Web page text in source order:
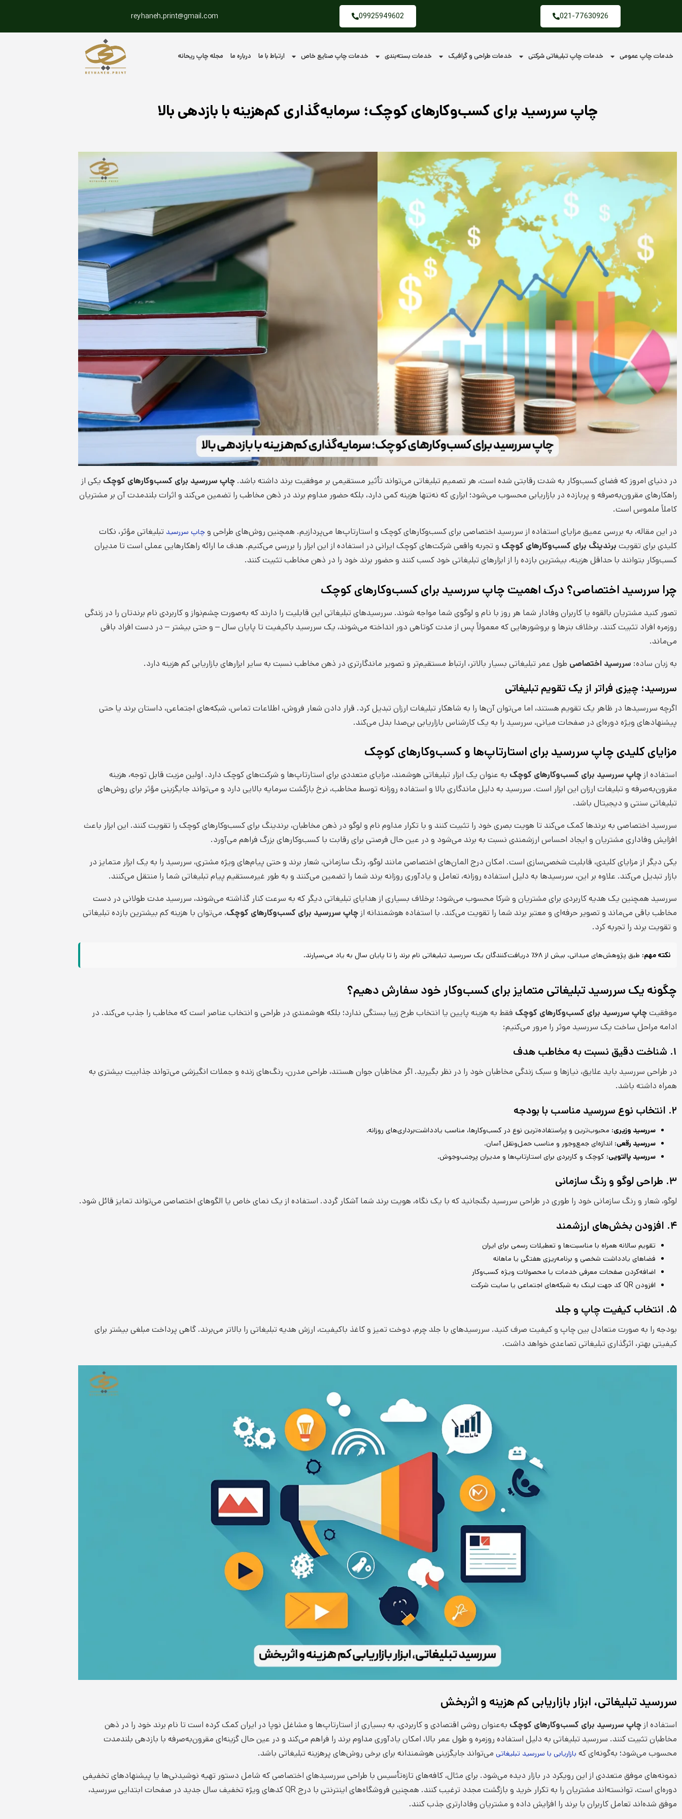
محتوا
021-77630926
09925949602
reyhaneh.print@gmail.com
خدمات چاپ عمومی خدمات چاپ تبلیغاتی شرکتی خدمات طراحی و گرافیک خدمات بسته‌بندی خدمات چاپ صنایع خاص ارتباط با ما درباره ما مجله چاپ ریحانه
چاپ سررسید برای کسب‌وکارهای کوچک؛ سرمایه‌گذاری کم‌هزینه با بازدهی بالا
در دنیای امروز که فضای کسب‌وکار به شدت رقابتی شده است، هر تصمیم تبلیغاتی می‌تواند تأثیر مستقیمی بر موفقیت برند داشته باشد. چاپ سررسید برای کسب‌وکارهای کوچک یکی از
راهکارهای مقرون‌به‌صرفه و پربازده در بازاریابی محسوب می‌شود؛ ابزاری که نه‌تنها هزینه کمی دارد، بلکه حضور مداوم برند در ذهن مخاطب را تضمین می‌کند و اثرات بلندمدت آن بر مشتریان
کاملاً ملموس است.
در این مقاله، به بررسی عمیق مزایای استفاده از سررسید اختصاصی برای کسب‌وکارهای کوچک و استارتاپ‌ها می‌پردازیم. همچنین روش‌های طراحی و چاپ سررسید تبلیغاتی مؤثر، نکات
کلیدی برای تقویت برندینگ برای کسب‌وکارهای کوچک و تجربه واقعی شرکت‌های کوچک ایرانی در استفاده از این ابزار را بررسی می‌کنیم. هدف ما ارائه راهکارهایی عملی است تا مدیران
کسب‌وکار بتوانند با حداقل هزینه، بیشترین بازده را از ابزارهای تبلیغاتی خود کسب کنند و حضور برند خود را در ذهن مخاطب تثبیت کنند.
چرا سررسید اختصاصی؟ درک اهمیت چاپ سررسید برای کسب‌وکارهای کوچک
تصور کنید مشتریان بالقوه یا کاربران وفادار شما هر روز با نام و لوگوی شما مواجه شوند. سررسیدهای تبلیغاتی این قابلیت را دارند که به‌صورت چشم‌نواز و کاربردی نام برندتان را در زندگی
روزمره افراد تثبیت کنند. برخلاف بنرها و بروشورهایی که معمولاً پس از مدت کوتاهی دور انداخته می‌شوند، یک سررسید باکیفیت تا پایان سال – و حتی بیشتر – در دست افراد باقی
می‌ماند.
به زبان ساده: سررسید اختصاصی طول عمر تبلیغاتی بسیار بالاتر، ارتباط مستقیم‌تر و تصویر ماندگارتری در ذهن مخاطب نسبت به سایر ابزارهای بازاریابی کم هزینه دارد.
سررسید؛ چیزی فراتر از یک تقویم تبلیغاتی
اگرچه سررسیدها در ظاهر یک تقویم هستند، اما می‌توان آن‌ها را به شاهکار تبلیغات ارزان تبدیل کرد. قرار دادن شعار فروش، اطلاعات تماس، شبکه‌های اجتماعی، داستان برند یا حتی
پیشنهادهای ویژه دوره‌ای در صفحات میانی، سررسید را به یک کارشناس بازاریابی بی‌صدا بدل می‌کند.
مزایای کلیدی چاپ سررسید برای استارتاپ‌ها و کسب‌وکارهای کوچک
استفاده از چاپ سررسید برای کسب‌وکارهای کوچک به عنوان یک ابزار تبلیغاتی هوشمند، مزایای متعددی برای استارتاپ‌ها و شرکت‌های کوچک دارد. اولین مزیت قابل توجه، هزینه
مقرون‌به‌صرفه و تبلیغات ارزان این ابزار است. سررسید به دلیل ماندگاری بالا و استفاده روزانه توسط مخاطب، نرخ بازگشت سرمایه بالایی دارد و می‌تواند جایگزینی مؤثر برای روش‌های
تبلیغاتی سنتی و دیجیتال باشد.
سررسید اختصاصی به برندها کمک می‌کند تا هویت بصری خود را تثبیت کنند و با تکرار مداوم نام و لوگو در ذهن مخاطبان، برندینگ برای کسب‌وکارهای کوچک را تقویت کنند. این ابزار باعث
افزایش وفاداری مشتریان و ایجاد احساس ارزشمندی نسبت به برند می‌شود و در عین حال فرصتی برای رقابت با کسب‌وکارهای بزرگ فراهم می‌آورد.
یکی دیگر از مزایای کلیدی، قابلیت شخصی‌سازی است. امکان درج المان‌های اختصاصی مانند لوگو، رنگ سازمانی، شعار برند و حتی پیام‌های ویژه مشتری، سررسید را به یک ابزار متمایز در
بازار تبدیل می‌کند. علاوه بر این، سررسیدها به دلیل استفاده روزانه، تعامل و یادآوری روزانه برند شما را تضمین می‌کنند و به طور غیرمستقیم پیام تبلیغاتی شما را منتقل می‌کنند.
سررسید همچنین یک هدیه کاربردی برای مشتریان و شرکا محسوب می‌شود؛ برخلاف بسیاری از هدایای تبلیغاتی دیگر که به سرعت کنار گذاشته می‌شوند، سررسید مدت طولانی در دست
مخاطب باقی می‌ماند و تصویر حرفه‌ای و معتبر برند شما را تقویت می‌کند. با استفاده هوشمندانه از چاپ سررسید برای کسب‌وکارهای کوچک، می‌توان با هزینه کم بیشترین بازده تبلیغاتی
و تقویت برند را تجربه کرد.
نکته مهم: طبق پژوهش‌های میدانی، بیش از ۶۸٪ دریافت‌کنندگان یک سررسید تبلیغاتی نام برند را تا پایان سال به یاد می‌سپارند.
چگونه یک سررسید تبلیغاتی متمایز برای کسب‌وکار خود سفارش دهیم؟
موفقیتچاپ سررسید برای کسب‌وکارهای کوچک فقط به هزینه پایین یا انتخاب طرح زیبا بستگی ندارد؛ بلکه هوشمندی در طراحی و انتخاب عناصر است که مخاطب را جذب می‌کند. در
ادامه مراحل ساخت یک سررسید موثر را مرور می‌کنیم:
۱. شناخت دقیق نسبت به مخاطب هدف
در طراحی سررسید باید علایق، نیازها و سبک زندگی مخاطبان خود را در نظر بگیرید. اگر مخاطبان جوان هستند، طراحی مدرن، رنگ‌های زنده و جملات انگیزشی می‌تواند جذابیت بیشتری به
همراه داشته باشد.
۲. انتخاب نوع سررسید مناسب با بودجه
سررسید وزیری: محبوب‌ترین و پراستفاده‌ترین نوع در کسب‌وکارها، مناسب یادداشت‌برداری‌های روزانه.
سررسید رقعی: اندازه‌ای جمع‌وجور و مناسب حمل‌ونقل آسان.
سررسید پالتویی: کوچک و کاربردی برای استارتاپ‌ها و مدیران پرجنب‌وجوش.
۳. طراحی لوگو و رنگ سازمانی
لوگو، شعار و رنگ سازمانی خود را طوری در طراحی سررسید بگنجانید که با یک نگاه، هویت برند شما آشکار گردد. استفاده از یک نمای خاص یا الگوهای اختصاصی می‌تواند تمایز قائل شود.
۴. افزودن بخش‌های ارزشمند
تقویم سالانه همراه با مناسبت‌ها و تعطیلات رسمی برای ایران
فضاهای یادداشت شخصی و برنامه‌ریزی هفتگی یا ماهانه
اضافه‌کردن صفحات معرفی خدمات یا محصولات ویژه کسب‌وکار
افزودن QR کد جهت لینک به شبکه‌های اجتماعی یا سایت شرکت
۵. انتخاب کیفیت چاپ و جلد
بودجه را به صورت متعادل بین چاپ و کیفیت صرف کنید. سررسیدهای با جلد چرم، دوخت تمیز و کاغذ باکیفیت، ارزش هدیه تبلیغاتی را بالاتر می‌برند. گاهی پرداخت مبلغی بیشتر برای
کیفیتی بهتر، اثرگذاری تبلیغاتی تصاعدی خواهد داشت.
سررسید تبلیغاتی، ابزار بازاریابی کم هزینه و اثربخش
استفاده از چاپ سررسید برای کسب‌وکارهای کوچک به‌عنوان روشی اقتصادی و کاربردی، به بسیاری از استارتاپ‌ها و مشاغل نوپا در ایران کمک کرده است تا نام برند خود را در ذهن
مخاطبان تثبیت کنند. سررسید تبلیغاتی به دلیل استفاده روزمره و طول عمر بالا، امکان یادآوری مداوم برند را فراهم می‌کند و در عین حال گزینه‌ای مقرون‌به‌صرفه با بازدهی بلندمدت
محسوب می‌شود؛ به‌گونه‌ای که بازاریابی با سررسید تبلیغاتی می‌تواند جایگزینی هوشمندانه برای برخی روش‌های پرهزینه تبلیغاتی باشد.
نمونه‌های موفق متعددی از این رویکرد در بازار دیده می‌شود. برای مثال، کافه‌های تازه‌تأسیس با طراحی سررسیدهای اختصاصی که شامل دستور تهیه نوشیدنی‌ها یا پیشنهادهای تخفیفی
دوره‌ای است، توانسته‌اند مشتریان را به تکرار خرید و بازگشت مجدد ترغیب کنند. همچنین فروشگاه‌های اینترنتی با درج QR کدهای ویژه تخفیف سال جدید در صفحات ابتدایی سررسید،
موفق شده‌اند تعامل کاربران با برند را افزایش داده و مشتریان وفادارتری جذب کنند.